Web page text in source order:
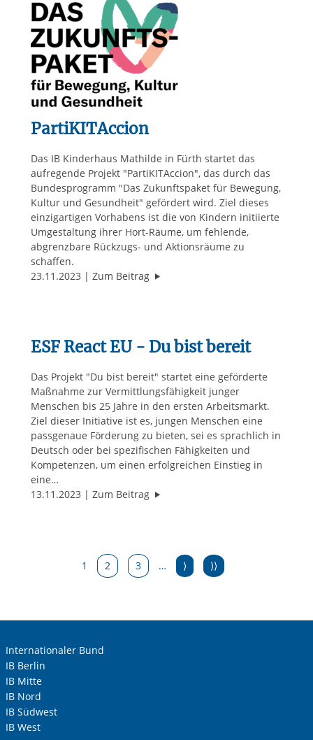
PartiKITAccion
Das IB Kinderhaus Mathilde in Fürth startet das
aufregende Projekt "PartiKITAccion", das durch das
Bundesprogramm "Das Zukunftspaket für Bewegung,
Kultur und Gesundheit" gefördert wird. Ziel dieses
einzigartigen Vorhabens ist die von Kindern initiierte
Umgestaltung ihrer Hort-Räume, um fehlende,
abgrenzbare Rückzugs- und Aktionsräume zu
schaffen.
23.11.2023
Zum Beitrag "PartiKITAccion"
ESF React EU - Du bist bereit
Das Projekt "Du bist bereit" startet eine geförderte
Maßnahme zur Vermittlungsfähigkeit junger
Menschen bis 25 Jahre in den ersten Arbeitsmarkt.
Ziel dieser Initiative ist es, jungen Menschen eine
passgenaue Förderung zu bieten, sei es sprachlich in
Deutsch oder bei spezifischen Fähigkeiten und
Kompetenzen, um einen erfolgreichen Einstieg in
eine…
13.11.2023
Zum Beitrag "ESF React EU - Du bist bereit"
1 2 3 … ⟩ ⟩⟩
Internationaler Bund
IB Berlin
IB Mitte
IB Nord
IB Südwest
IB West